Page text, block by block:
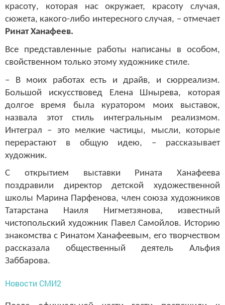
красоту, которая нас окружает, красоту случая,
сюжета, какого-либо интересного случая, – отмечает
Ринат Ханафеев.
Все представленные работы написаны в особом,
свойственном только этому художнике стиле.
– В моих работах есть и драйв, и сюрреализм.
Большой искусствовед Елена Шнырева, которая
долгое время была куратором моих выставок,
назвала этот стиль интегральным реализмом.
Интеграл – это мелкие частицы, мысли, которые
перерастают в общую идею, – рассказывает
художник.
С открытием выставки Рината Ханафеева
поздравили директор детской художественной
школы Марина Парфенова, член союза художников
Татарстана Наиля Нигметзянова, известный
чистопольский художник Павел Самойлов. Историю
знакомства с Ринатом Ханафеевым, его творчеством
рассказала общественный деятель Альфия
Заббарова.
Новости СМИ2